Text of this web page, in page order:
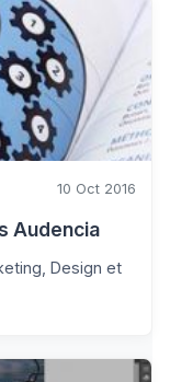
10 Oct 2016
Audencia
Design et